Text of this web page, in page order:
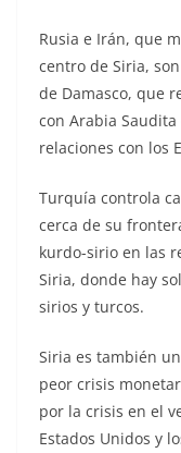
Rusia e Irán, que
centro de Siria,
de Damasco, que
con Arabia
relaciones con los
Turquía controla
cerca de su
kurdo-sirio en las
Siria, donde hay
sirios y turcos.
Siria es también
peor crisis
por la crisis en el
Estados Unidos y